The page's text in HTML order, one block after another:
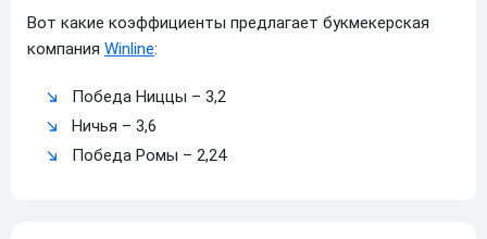
Вот какие коэффициенты предлагает букмекерская
компания Winline:
Победа Ниццы – 3,2
Ничья – 3,6
Победа Ромы – 2,24